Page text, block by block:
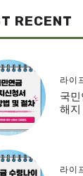
RECENT
라이
국
해지
라이